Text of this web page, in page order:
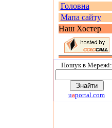
Головна
Мапа сайту
Наш Хостер
Пошук в Мережi:
uaportal.com